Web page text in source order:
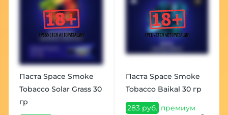
Паста Space Smoke
Tobacco Solar Grass 30
гр
Паста Space Smoke
Tobacco Baikal 30 гр
283 руб. премиум